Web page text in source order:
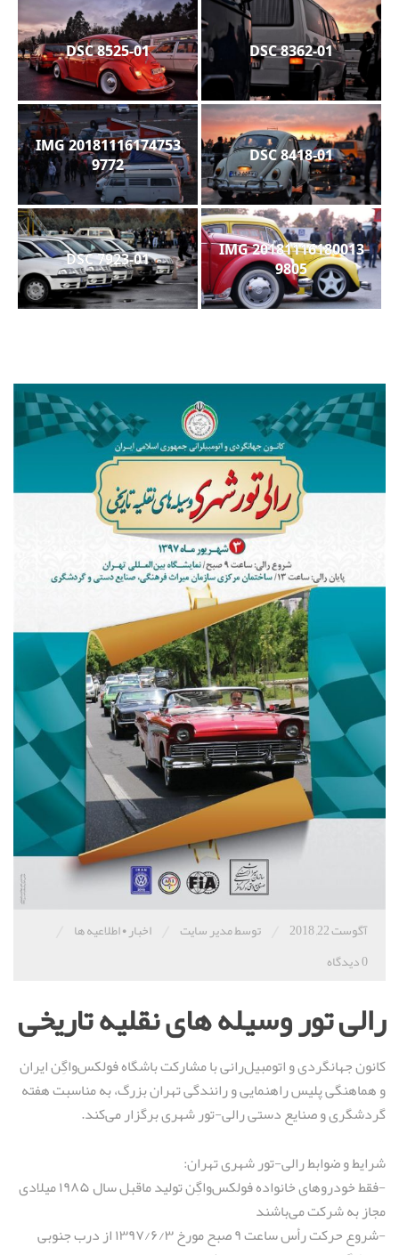
DSC 8362-01
DSC 8525-01
DSC 8418-01
20181116174753 IMG
9772
20181116180013 IMG
9805
DSC 7923-01
آگوست 22, 2018 توسط مدیر سایت اخبار•اطلاعیه ها
0 دیدگاه
رالی تور وسیله های نقلیه تاریخی
کانون جهانگردی و اتومبیل‌رانی با مشارکت باشگاه فولکس‌واگِن ایران
و هماهنگی پلیس راهنمایی و رانندگی تهران بزرگ، به مناسبت هفته
گردشگری و صنایع دستی رالی-تور شهری برگزار می‌کند.
شرایط و ضوابط رالی-تور شهری تهران:
-فقط خودروهای خانواده فولکس‌واگِن تولید ماقبل سال ۱۹۸۵ میلادی
مجاز به شرکت می‌باشند
-شروع حرکت رأس ساعت ۹ صبح مورخ ۱۳۹۷/۶/۳ از درب جنوبی